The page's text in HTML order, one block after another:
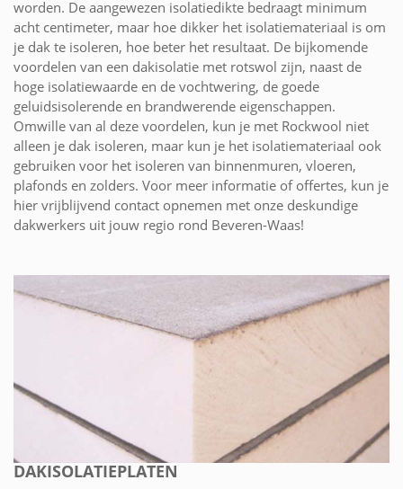
worden. De aangewezen isolatiedikte bedraagt minimum
acht centimeter, maar hoe dikker het isolatiemateriaal is om
je dak te isoleren, hoe beter het resultaat. De bijkomende
voordelen van een dakisolatie met rotswol zijn, naast de
hoge isolatiewaarde en de vochtwering, de goede
geluidsisolerende en brandwerende eigenschappen.
Omwille van al deze voordelen, kun je met Rockwool niet
alleen je dak isoleren, maar kun je het isolatiemateriaal ook
gebruiken voor het isoleren van binnenmuren, vloeren,
plafonds en zolders. Voor meer informatie of offertes, kun je
hier vrijblijvend contact opnemen met onze deskundige
dakwerkers uit jouw regio rond Beveren-Waas!
DAKISOLATIEPLATEN